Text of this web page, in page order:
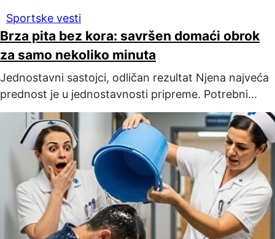
Sportske vesti
Brza pita bez kora: savršen domaći obrok
za samo nekoliko minuta
Jednostavni sastojci, odličan rezultat Njena najveća
prednost je u jednostavnosti pripreme. Potrebni...